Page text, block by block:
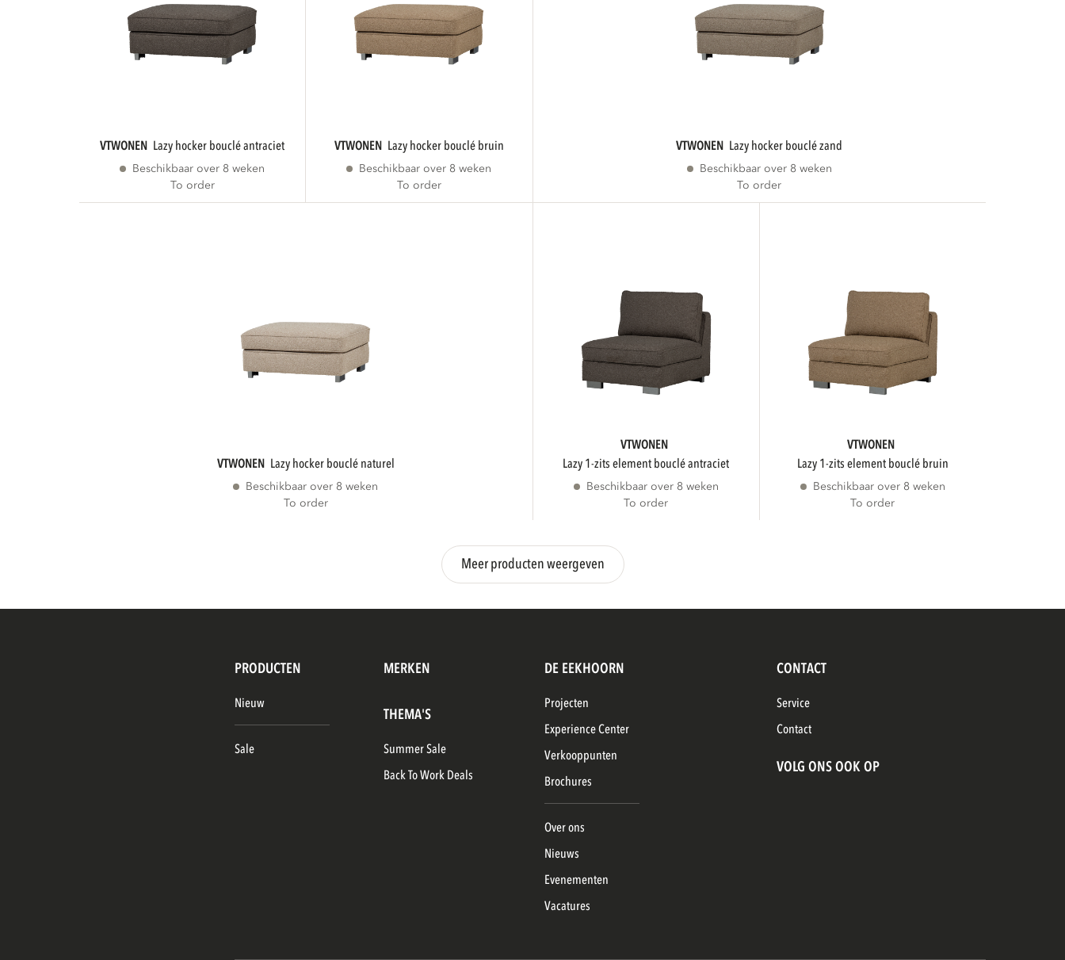
VTWONEN lazy hocker bouclé antraciet
Beschikbaar over 8 weken
To order
VTWONEN lazy hocker bouclé bruin
Beschikbaar over 8 weken
To order
VTWONEN lazy hocker bouclé zand
Beschikbaar over 8 weken
To order
VTWONEN lazy hocker bouclé naturel
Beschikbaar over 8 weken
To order
VTWONEN
lazy 1-zits element bouclé antraciet
Beschikbaar over 8 weken
To order
VTWONEN
lazy 1-zits element bouclé bruin
Beschikbaar over 8 weken
To order
Meer producten weergeven
PRODUCTEN MERKEN
Nieuw
Sale
THEMA'S
Summer Sale
Back To Work Deals
DE EEKHOORN
Projecten
Experience Center
Verkooppunten
Brochures
Over ons
Nieuws
Evenementen
Vacatures
CONTACT
Service
Contact
VOLG ONS OOK OP